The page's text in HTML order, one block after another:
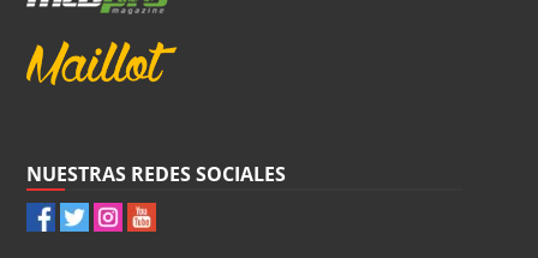
NUESTRAS REDES SOCIALES